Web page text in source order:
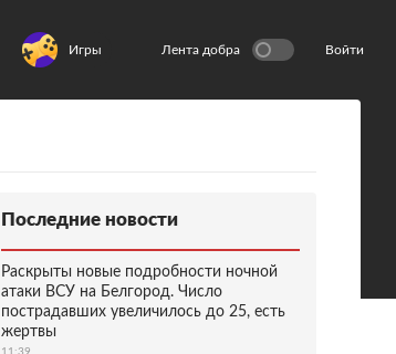
Игры Лента добра Войти
Последние новости
Раскрыты новые подробности ночной
атаки ВСУ на Белгород. Число
пострадавших увеличилось до 25, есть
жертвы
11:39